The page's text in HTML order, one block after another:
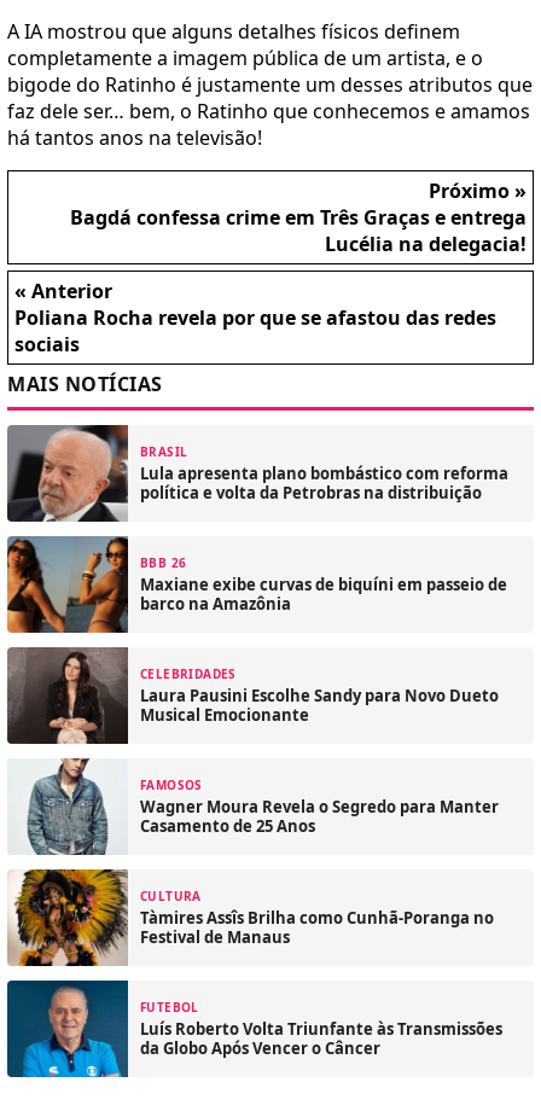
A IA mostrou que alguns detalhes físicos definem
completamente a imagem pública de um artista, e o
bigode do Ratinho é justamente um desses atributos que
faz dele ser… bem, o Ratinho que conhecemos e amamos
há tantos anos na televisão!
Próximo »
Bagdá confessa crime em Três Graças e entrega
Lucélia na delegacia!
« Anterior
Poliana Rocha revela por que se afastou das redes
sociais
MAIS NOTÍCIAS
BRASIL
Lula apresenta plano bombástico com reforma
política e volta da Petrobras na distribuição
BBB 26
Maxiane exibe curvas de biquíni em passeio de
barco na Amazônia
CELEBRIDADES
Laura Pausini Escolhe Sandy para Novo Dueto
Musical Emocionante
FAMOSOS
Wagner Moura Revela o Segredo para Manter
Casamento de 25 Anos
CULTURA
Tàmires Assîs Brilha como Cunhã-Poranga no
Festival de Manaus
FUTEBOL
Luís Roberto Volta Triunfante às Transmissões
da Globo Após Vencer o Câncer